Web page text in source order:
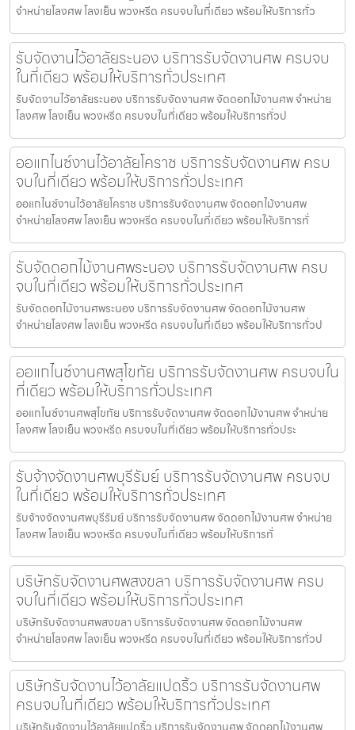
จำหน่ายโลงศพ โลงเย็น พวงหรีด ครบจบในที่เดียว พร้อมให้บริการทั่ว
รับจัดงานไว้อาลัยระนอง บริการรับจัดงานศพ ครบจบ
ในที่เดียว พร้อมให้บริการทั่วประเทศ
รับจัดงานไว้อาลัยระนอง บริการรับจัดงานศพ จัดดอกไม้งานศพ จำหน่าย
โลงศพ โลงเย็น พวงหรีด ครบจบในที่เดียว พร้อมให้บริการทั่วป
ออแกไนซ์งานไว้อาลัยโคราช บริการรับจัดงานศพ ครบ
จบในที่เดียว พร้อมให้บริการทั่วประเทศ
ออแกไนซ์งานไว้อาลัยโคราช บริการรับจัดงานศพ จัดดอกไม้งานศพ
จำหน่ายโลงศพ โลงเย็น พวงหรีด ครบจบในที่เดียว พร้อมให้บริการทั่
รับจัดดอกไม้งานศพระนอง บริการรับจัดงานศพ ครบ
จบในที่เดียว พร้อมให้บริการทั่วประเทศ
รับจัดดอกไม้งานศพระนอง บริการรับจัดงานศพ จัดดอกไม้งานศพ
จำหน่ายโลงศพ โลงเย็น พวงหรีด ครบจบในที่เดียว พร้อมให้บริการทั่วป
ออแกไนซ์งานศพสุโขทัย บริการรับจัดงานศพ ครบจบใน
ที่เดียว พร้อมให้บริการทั่วประเทศ
ออแกไนซ์งานศพสุโขทัย บริการรับจัดงานศพ จัดดอกไม้งานศพ จำหน่าย
โลงศพ โลงเย็น พวงหรีด ครบจบในที่เดียว พร้อมให้บริการทั่วประ
รับจ้างจัดงานศพบุรีรัมย์ บริการรับจัดงานศพ ครบจบ
ในที่เดียว พร้อมให้บริการทั่วประเทศ
รับจ้างจัดงานศพบุรีรัมย์ บริการรับจัดงานศพ จัดดอกไม้งานศพ จำหน่าย
โลงศพ โลงเย็น พวงหรีด ครบจบในที่เดียว พร้อมให้บริการทั่
บริษัทรับจัดงานศพสงขลา บริการรับจัดงานศพ ครบ
จบในที่เดียว พร้อมให้บริการทั่วประเทศ
บริษัทรับจัดงานศพสงขลา บริการรับจัดงานศพ จัดดอกไม้งานศพ
จำหน่ายโลงศพ โลงเย็น พวงหรีด ครบจบในที่เดียว พร้อมให้บริการทั่วป
บริษัทรับจัดงานไว้อาลัยแปดริ้ว บริการรับจัดงานศพ
ครบจบในที่เดียว พร้อมให้บริการทั่วประเทศ